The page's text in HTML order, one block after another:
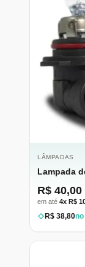
LÂMPADAS
Lampada
R$ 40,00
em até 4x R$
R$ 38,80no